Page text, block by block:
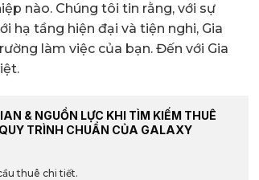
nào. Chúng tôi tin rằng, với sự
hạ tầng hiện đại và tiện nghi, Gia
làm việc của bạn. Đến với Gia
& NGUỒN LỰC KHI TÌM KIẾM THUÊ
TRÌNH CHUẨN CỦA GALAXY
thuê chi tiết.